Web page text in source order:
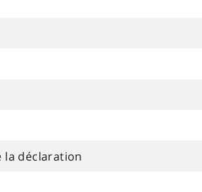
la déclaration